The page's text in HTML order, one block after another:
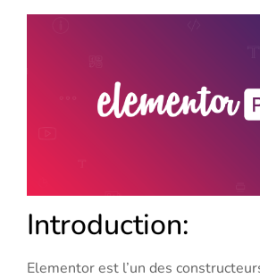
Introduction:
Elementor est l’un des